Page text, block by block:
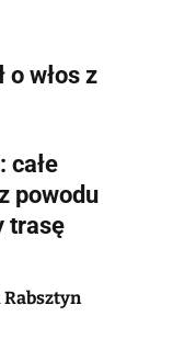
włos z
całe
powodu
trasę